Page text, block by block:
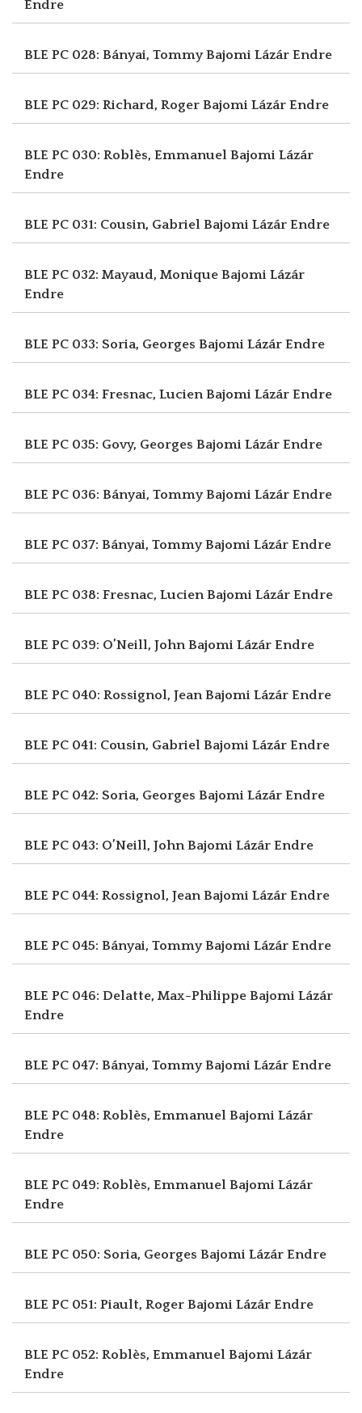
Endre
BLE PC 028: Bányai, TommyBajomi Lázár Endre
BLE PC 029: Richard, Roger Bajomi Lázár Endre
BLE PC 030: Roblès, Emmanuel Bajomi Lázár
Endre
BLE PC 031: Cousin, Gabriel Bajomi Lázár Endre
BLE PC 032: Mayaud, Monique Bajomi Lázár
Endre
BLE PC 033: Soria, Georges Bajomi Lázár Endre
BLE PC 034: Fresnac, LucienBajomi Lázár Endre
BLE PC 035: Govy, Georges Bajomi Lázár Endre
BLE PC 036: Bányai, TommyBajomi Lázár Endre
BLE PC 037: Bányai, TommyBajomi Lázár Endre
BLE PC 038: Fresnac, LucienBajomi Lázár Endre
BLE PC 039: O’Neill, JohnBajomi Lázár Endre
BLE PC 040: Rossignol, JeanBajomi Lázár Endre
BLE PC 041: Cousin, Gabriel Bajomi Lázár Endre
BLE PC 042: Soria, Georges Bajomi Lázár Endre
BLE PC 043: O’Neill, JohnBajomi Lázár Endre
BLE PC 044: Rossignol, JeanBajomi Lázár Endre
BLE PC 045: Bányai, TommyBajomi Lázár Endre
BLE PC 046: Delatte, Max-Philippe Bajomi Lázár
Endre
BLE PC 047: Bányai, TommyBajomi Lázár Endre
BLE PC 048: Roblès, Emmanuel Bajomi Lázár
Endre
BLE PC 049: Roblès, Emmanuel Bajomi Lázár
Endre
BLE PC 050: Soria, Georges Bajomi Lázár Endre
BLE PC 051: Piault, Roger Bajomi Lázár Endre
BLE PC 052: Roblès, Emmanuel Bajomi Lázár
Endre